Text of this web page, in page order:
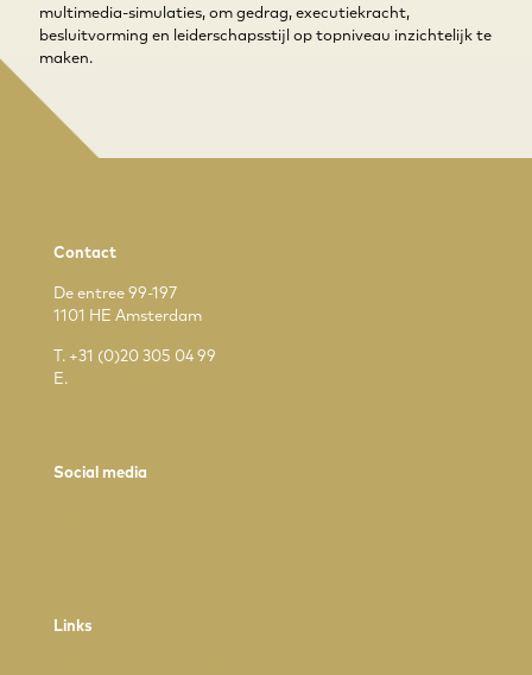
multimedia-simulaties, om gedrag, executiekracht,
besluitvorming en leiderschapsstijl op topniveau inzichtelijk te
maken.
Contact
De entree 99-197
1101 HE Amsterdam
T. +31 (0)20 305 04 99
E.
Social media
Links